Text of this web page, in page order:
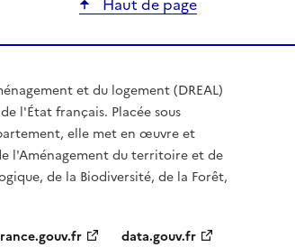
et du logement (DREAL)
l'État français. Placée sous
elle met en œuvre et
l'Aménagement du territoire et de
de la Biodiversité, de la Forêt,
data.gouv.fr